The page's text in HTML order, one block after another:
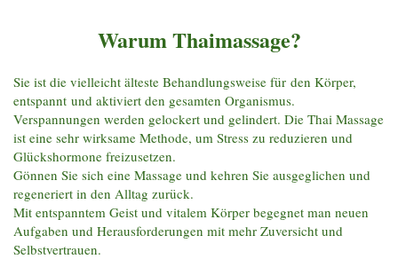
Warum Thaimassage?
Sie ist die vielleicht älteste Behandlungsweise für den Körper,
entspannt und aktiviert den gesamten Organismus.
Verspannungen werden gelockert und gelindert. Die Thai Massage
ist eine sehr wirksame Methode, um Stress zu reduzieren und
Glückshormone freizusetzen.
Gönnen Sie sich eine Massage und kehren Sie ausgeglichen und
regeneriert in den Alltag zurück.
Mit entspanntem Geist und vitalem Körper begegnet man neuen
Aufgaben und Herausfor derungen mit mehr Zuversicht und
Selbstvertrauen.